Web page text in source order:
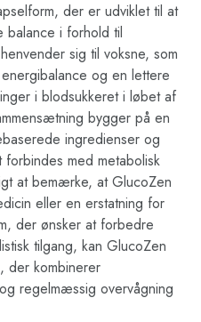
der er udviklet til at
balance i forhold til
sig til voksne, som
og en lettere
i blodsukkeret i løbet af
bygger på en
ingredienser og
med metabolisk
at bemærke, at GlucoZen
eller en erstatning for
der ønsker at forbedre
tilgang, kan GlucoZen
der kombinerer
regelmæssig overvågning